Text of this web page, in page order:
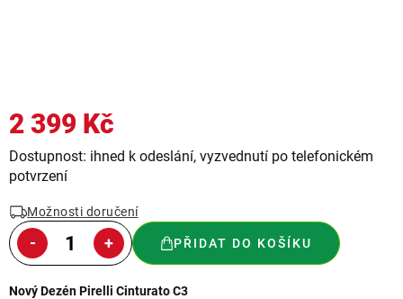
2 399 Kč
Měrná
cena:
Dostupnost: ihned k odeslání, vyzvednutí po telefonickém
potvrzení
Možnosti doručení
PŘIDAT DO KOŠÍKU
Nový Dezén Pirelli Cinturato C3